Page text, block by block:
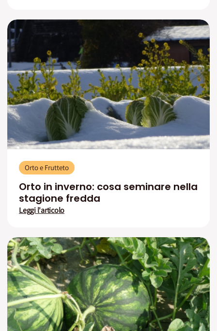
Orto e Frutteto
Orto in inverno: cosa seminare nella
stagione fredda
Leggi l'articolo